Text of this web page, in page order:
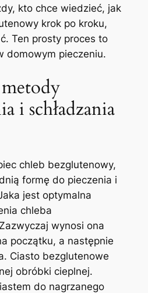
kto chce wiedzieć, jak
krok po kroku,
Ten prosty proces to
domowym pieczeniu.
i schładzania
chleb bezglutenowy,
formę do pieczenia i
jest optymalna
chleba
wynosi ona
początku, a następnie
Ciasto bezglutenowe
obróbki cieplnej.
do nagrzanego